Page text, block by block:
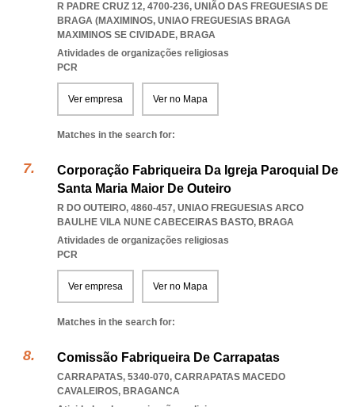
R PADRE CRUZ 12, 4700-236, UNIÃO DAS FREGUESIAS DE
BRAGA (MAXIMINOS, UNIAO FREGUESIAS BRAGA
MAXIMINOS SE CIVIDADE, BRAGA
Atividades de organizações religiosas
PCR
Ver empresa Ver no Mapa
Matches in the search for:
Corporação Fabriqueira Da Igreja Paroquial De
Santa Maria Maior De Outeiro
R DO OUTEIRO, 4860-457, UNIAO FREGUESIAS ARCO
BAULHE VILA NUNE CABECEIRAS BASTO, BRAGA
Atividades de organizações religiosas
PCR
Ver empresa Ver no Mapa
Matches in the search for:
Comissão Fabriqueira De Carrapatas
CARRAPATAS, 5340-070, CARRAPATAS MACEDO
CAVALEIROS, BRAGANCA